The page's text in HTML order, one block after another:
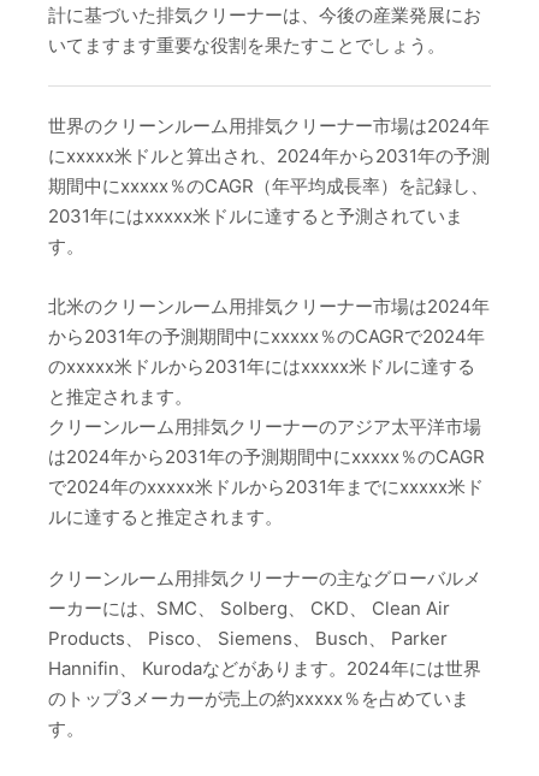
計に基づいた排気クリーナーは、今後の産業発展にお
いてますます重要な役割を果たすことでしょう。
世界のクリーンルーム用排気クリーナー市場は2024年
にxxxxx米ドルと算出され、2024年から2031年の予測
期間中にxxxxx％のCAGR（年平均成長率）を記録し、
2031年にはxxxxx米ドルに達すると予測されていま
す。
北米のクリーンルーム用排気クリーナー市場は2024年
から2031年の予測期間中にxxxxx％のCAGRで2024年
のxxxxx米ドルから2031年にはxxxxx米ドルに達する
と推定されます。
クリーンルーム用排気クリーナーのアジア太平洋市場
は2024年から2031年の予測期間中にxxxxx％のCAGR
で2024年のxxxxx米ドルから2031年までにxxxxx米ド
ルに達すると推定されます。
クリーンルーム用排気クリーナーの主なグローバルメ
ーカーには、SMC、 Solberg、 CKD、 Clean Air
Products、 Pisco、 Siemens、 Busch、 Parker
Hannifin、 Kurodaなどがあります。2024年には世界
のトップ3メーカーが売上の約xxxxx％を占めていま
す。